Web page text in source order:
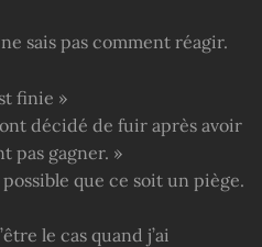
sais pas comment réagir.
finie »
décidé de fuir après avoir
pas gagner. »
possible que ce soit un piège.
le cas quand j’ai